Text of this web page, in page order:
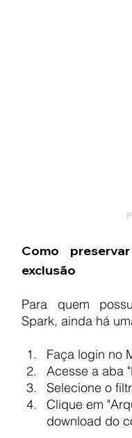
Como
exclusão
Para quem
Spark, ainda há
Faça login no
Acesse a aba
Selecione o
Clique em
download do